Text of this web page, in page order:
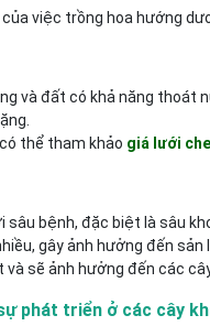
việc trồng hoa hướng
và đất có khả năng
thể tham khảo giá lưới
sâu bệnh, đặc biệt là sâu
gây ảnh hưởng đến
sẽ ảnh hưởng đến các
phát triển ở các cây